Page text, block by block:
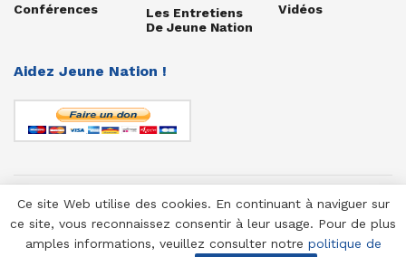
Conférences
Les Entretiens
De Jeune Nation
Vidéos
Aidez Jeune Nation !
© 1958-2025 Jeune Nation
Ce site Web utilise des cookies. En continuant à naviguer sur
ce site, vous reconnaissez consentir à leur usage. Pour de plus
amples informations, veuillez consulter notre politique de